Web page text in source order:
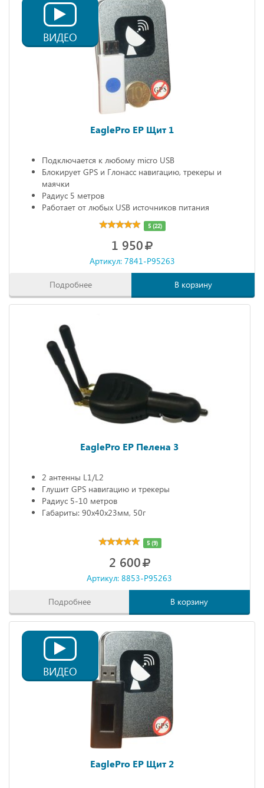
ВИДЕО
EaglePro EP Щит 1
Подключается к любому micro USB
Блокирует GPS и Глонасс навигацию, трекеры и
маячки
Радиус 5 метров
Работает от любых USB источников питания
Габариты: 68х20х10 мм
5 (22)
1 950
Артикул: 7841-P95263
Подробнее В корзину
EaglePro EP Пелена 3
2 антенны L1/L2
Глушит GPS навигацию и трекеры
Радиус 5-10 метров
Габариты: 90х40х23мм, 50г
5 (9)
2 600
Артикул: 8853-P95263
Подробнее В корзину
ВИДЕО
EaglePro EP Щит 2